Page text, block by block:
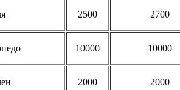
2500 2700
10000 10000
2000 2000